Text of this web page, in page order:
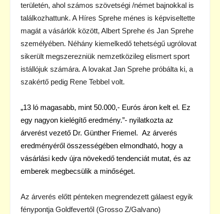
területén, ahol számos szövetségi /német bajnokkal is
találkozhattunk. A Híres Sprehe ménes is képviseltette
magát a vásárlók között, Albert Sprehe és Jan Sprehe
személyében. Néhány kiemelkedő tehetségű ugrólovat
sikerült megszerezniük nemzetközileg elismert sport
istállójuk számára. A lovakat Jan Sprehe próbálta ki, a
szakértő pedig Rene Tebbel volt.
„13 ló magasabb, mint 50.000,- Eurós áron kelt el. Ez
egy nagyon kielégítő eredmény.”- nyilatkozta az
árverést vezető Dr. Günther Friemel. Az árverés
eredményéről összességében elmondható, hogy a
vásárlási kedv újra növekedő tendenciát mutat, és az
emberek megbecsülik a minőséget.
Az árverés előtt pénteken megrendezett gálaest egyik
fénypontja Goldfevertől (Grosso Z/Galvano)